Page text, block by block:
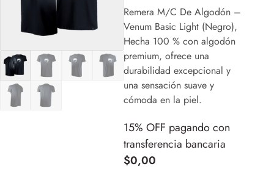
Remera M/C De Algodón –
Venum Basic Light (Negro),
Hecha 100 % con algodón
premium, ofrece una
durabilidad excepcional y
una sensación suave y
cómoda en la piel.
15% OFF pagando con
transferencia bancaria
$0,00